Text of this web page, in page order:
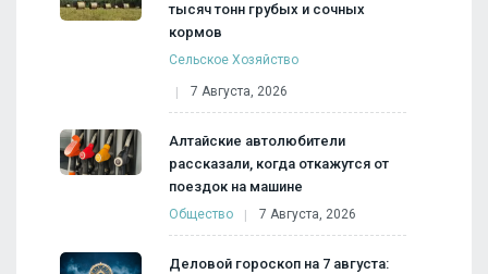
тысяч тонн грубых и сочных
кормов
Сельское Хозяйство
7 Августа, 2026
Алтайские автолюбители
рассказали, когда откажутся от
поездок на машине
Общество 7 Августа, 2026
Деловой гороскоп на 7 августа: